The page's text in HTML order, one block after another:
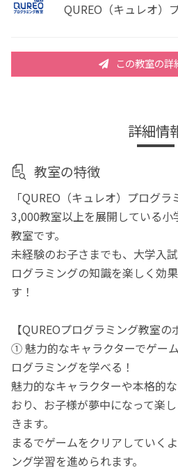
QUREO（キュレオ）
この教室の詳
詳細情
教室の特徴
「QUREO（キュレオ）プログ
3,000教室以上を展開している
教室です。
未経験のお子さまでも、大学入
ログラミングの知識を楽しく効
す！
【QUREOプログラミング教室の
① 魅力的なキャラクターでゲー
ログラミングを学べる！
魅力的なキャラクターや本格的
おり、お子様が夢中になって楽
きます。
まるでゲームをクリアしていく
ング学習を進められます。